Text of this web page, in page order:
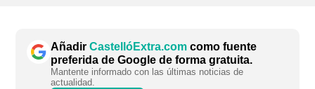
Añadir CastellóExtra.com como fuente
preferida de Google de forma gratuita.
Mantente informado con las últimas noticias de
actualidad.